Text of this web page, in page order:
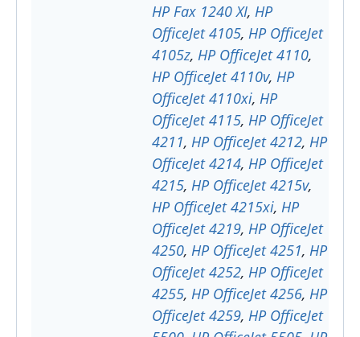
HP Fax 1240 XI, HP
OfficeJet 4105, HP OfficeJet
4105z, HP OfficeJet 4110,
HP OfficeJet 4110v, HP
OfficeJet 4110xi, HP
OfficeJet 4115, HP OfficeJet
4211, HP OfficeJet 4212, HP
OfficeJet 4214, HP OfficeJet
4215, HP OfficeJet 4215v,
HP OfficeJet 4215xi, HP
OfficeJet 4219, HP OfficeJet
4250, HP OfficeJet 4251, HP
OfficeJet 4252, HP OfficeJet
4255, HP OfficeJet 4256, HP
OfficeJet 4259, HP OfficeJet